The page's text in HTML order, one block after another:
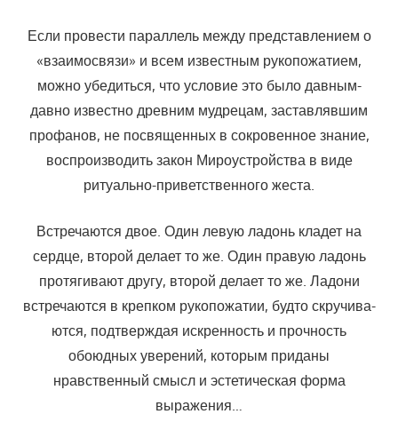
Если провести параллель между представлением о
«взаимосвязи» и всем известным рукопожатием,
можно убедиться, что условие это было давным-
давно известно древним мудрецам, заставлявшим
профа­нов, не посвященных в сокровенное знание,
воспроизводить закон Ми­роустройства в виде
ритуально-приветственного жеста.
Встречаются двое. Один левую ладонь кладет на
сердце, второй делает то же. Один правую ладонь
протягивают другу, второй делает то же. Ладони
встречаются в крепком рукопожатии, будто скручива­
ются, подтверждая искренность и прочность
обоюдных уверений, кото­рым приданы
нравственный смысл и эстетическая форма
выражения…